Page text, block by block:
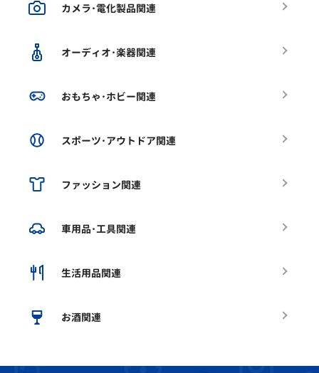
カメラ･電化製品関連
オーディオ･楽器関連
おもちゃ･ホビー関連
スポーツ･アウトドア関連
ファッション関連
車用品･工具関連
生活用品関連
お酒関連